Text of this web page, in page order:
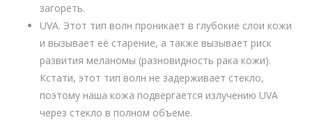
загореть.
UVA. Этот тип волн проникает в глубокие слои кожи
и вызывает её старение, а также вызывает риск
развития меланомы (разновидность рака кожи).
Кстати, этот тип волн не задерживает стекло,
поэтому наша кожа подвергается излучению UVA
через стекло в полном объеме.